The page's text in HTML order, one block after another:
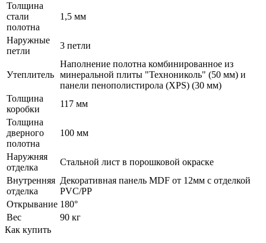
Толщина
стали
полотна
1,5 мм
Наружные
петли
3 петли
Утеплитель
Наполнение полотна комбинированное из
минеральной плиты "Технониколь" (50 мм) и
панели пенополистирола (XPS) (30 мм)
Толщина
коробки
117 мм
Толщина
дверного
полотна
100 мм
Наружняя
отделка
Стальной лист в порошковой окраске
Внутренняя
отделка
Декоративная панель MDF от 12мм с отделкой
PVC/PP
Открывание 180°
Вес
90 кг
Как купить